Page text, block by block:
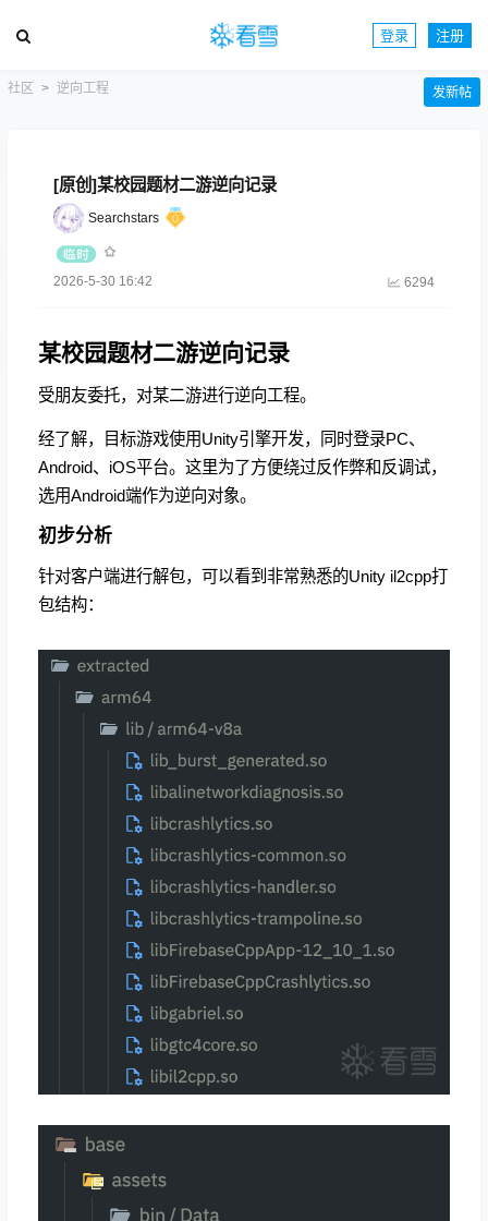
登录 注册
社区 逆向工程 发新帖
[原创]某校园题材二游逆向记录
Searchstars
2026-5-30 16:42 6294
某校园题材二游逆向记录
受朋友委托，对某二游进行逆向工程。
经了解，目标游戏使用Unity引擎开发，同时登录PC、
Android、iOS平台。这里为了方便绕过反作弊和反调试，
选用Android端作为逆向对象。
初步分析
针对客户端进行解包，可以看到非常熟悉的Unity il2cpp打
包结构：